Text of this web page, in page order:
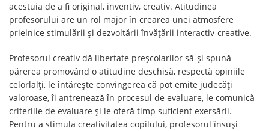
acestuia de a fi original, inventiv, creativ. Atitudinea
profesorului are un rol major în crearea unei atmosfere
prielnice stimulării și dezvoltării învățării interactiv-creative.
Profesorul creativ dă libertate preșcolarilor să-și spună
părerea promovând o atitudine deschisă, respectă opiniile
celorlalți, le întărește convingerea că pot emite judecăți
valoroase, îi antrenează în procesul de evaluare, le comunică
criteriile de evaluare și le oferă timp suficient exersării.
Pentru a stimula creativitatea copilului, profesorul însuși